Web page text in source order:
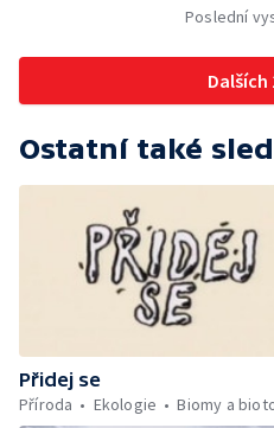
zkušenosti
Poslední
Dalších
Ostatní také
Přidej se
Příroda
Ekologie Biomy a